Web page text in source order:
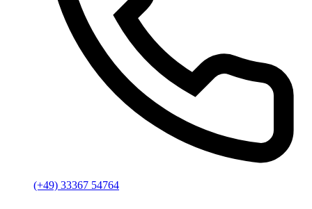
(+49) 33367 54764